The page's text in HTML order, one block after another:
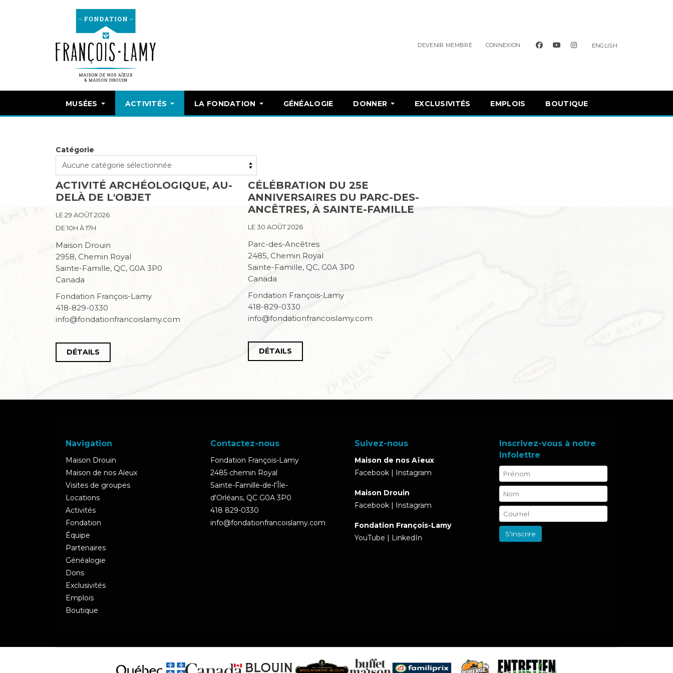
DEVENIR MEMBRE CONNEXION facebookyoutubeinstagramENGLISH
MUSÉES ACTIVITÉS LA FONDATION GÉNÉALOGIE DONNER EXCLUSIVITÉS EMPLOIS BOUTIQUE
Catégorie
ACTIVITÉ ARCHÉOLOGIQUE, AU-
DELÀ DE L'OBJET
LE 29 AOÛT 2026
DE 10H À 17H
Maison Drouin
2958, Chemin Royal
Sainte-Famille, QC, G0A 3P0
Canada
Fondation François-Lamy
418-829-0330
info@fondationfrancoislamy.com
DÉTAILS
CÉLÉBRATION DU 25E
ANNIVERSAIRES DU PARC-DES-
ANCÊTRES, À SAINTE-FAMILLE
LE 30 AOÛT 2026
Parc-des-Ancêtres
2485, Chemin Royal
Sainte-Famille, QC, G0A 3P0
Canada
Fondation François-Lamy
418-829-0330
info@fondationfrancoislamy.com
DÉTAILS